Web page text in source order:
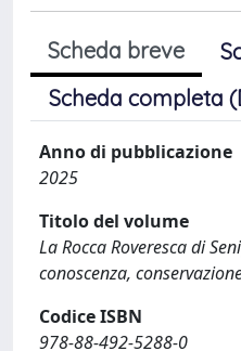
Scheda breve
Scheda completa
Anno di pubblicazione
2025
Titolo del volume
La Rocca Roveresca di
conoscenza,
Codice ISBN
978-88-492-5288-0